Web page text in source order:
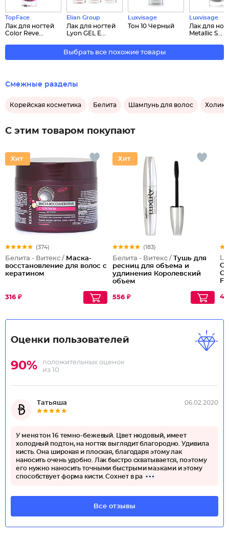
TopFace
Лак для ногтей
Color Reve...
Elian Group
Лак для ногтей
Lyon GEL E...
Luxvisage
Тон 10 Черный
Luxvisage
Лак для
Metallic S...
Выбрать все похожие товары
Смежные разделы
Корейская косметика Белита Шампунь для волос
С этим товаром покупают
(374)
Белита - Витекс / Маска-
восстановление для волос с
кератином
316 ₽
(183)
Белита - Витекс / Тушь для
ресниц для объема и
удлинения Королевский
объем
556 ₽
Оценки пользователей
90%
положительных оценок
из 10
Татьяша 06.02.2020
У меня тон 16 темно-бежевый. Цвет нюдовый, имеет
холодный подтон, на ногтях выглядит благородно. Удивила
кисть. Она широкая и плоская, благодаря этому лак
наносить очень удобно. Лак быстро схватывается, поэтому
его нужно наносить точными быстрыми мазками и этому
способствует форма кисти. Сохнет в ра
Все отзывы